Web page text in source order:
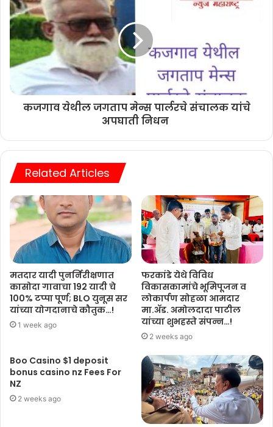
कजगाव येथील जगताप मेन्स पार्लरचे संचालक यांचे
अपघाती निधन
Related Articles
मतदार यादी पुनर्निरीक्षणात
कासोदा गावाचा 192 यादी चे
100% टप्पा पूर्ण; BLO युनूस सर
यांच्या योगदानाचे कौतुक…!
1 week ago
फरकांडे येथे विविध
विकासकामांचे भूमिपूजन व
लोकार्पण सोहळा आमदार
मा.ॲड. अमोलदादा पाटील
यांच्या शुभहस्ते संपन्न…!
2 weeks ago
Boo Casino $1 deposit
bonus casino nz Fees For
NZ
2 weeks ago